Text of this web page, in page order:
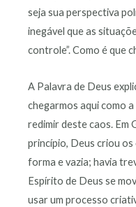
seja sua perspectiva
inegável que as
controle”. Como é que
A Palavra de Deus
chegarmos aqui como
redimir deste caos. Em
princípio, Deus criou
forma e vazia; havia
Espírito de Deus se
usar um processo